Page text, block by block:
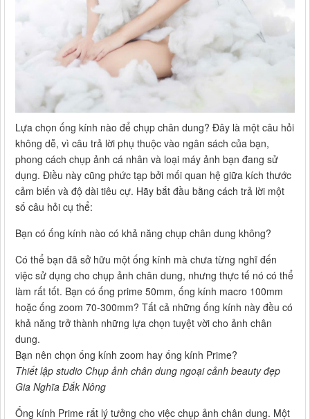
Lựa chọn ống kính nào để chụp chân dung? Đây là một câu hỏi
không dễ, vì câu trả lời phụ thuộc vào ngân sách của bạn,
phong cách chụp ảnh cá nhân và loại máy ảnh bạn đang sử
dụng. Điều này cũng phức tạp bởi mối quan hệ giữa kích thước
cảm biến và độ dài tiêu cự. Hãy bắt đầu bằng cách trả lời một
số câu hỏi cụ thể:
Bạn có ống kính nào có khả năng chụp chân dung không?
Có thể bạn đã sở hữu một ống kính mà chưa từng nghĩ đến
việc sử dụng cho chụp ảnh chân dung, nhưng thực tế nó có thể
làm rất tốt. Bạn có ống prime 50mm, ống kính macro 100mm
hoặc ống zoom 70-300mm? Tất cả những ống kính này đều có
khả năng trở thành những lựa chọn tuyệt vời cho ảnh chân
dung.
Bạn nên chọn ống kính zoom hay ống kính Prime?
Thiết lập studio Chụp ảnh chân dung ngoại cảnh beauty đẹp
Gia Nghĩa Đắk Nông
Ống kính Prime rất lý tưởng cho việc chụp ảnh chân dung. Một